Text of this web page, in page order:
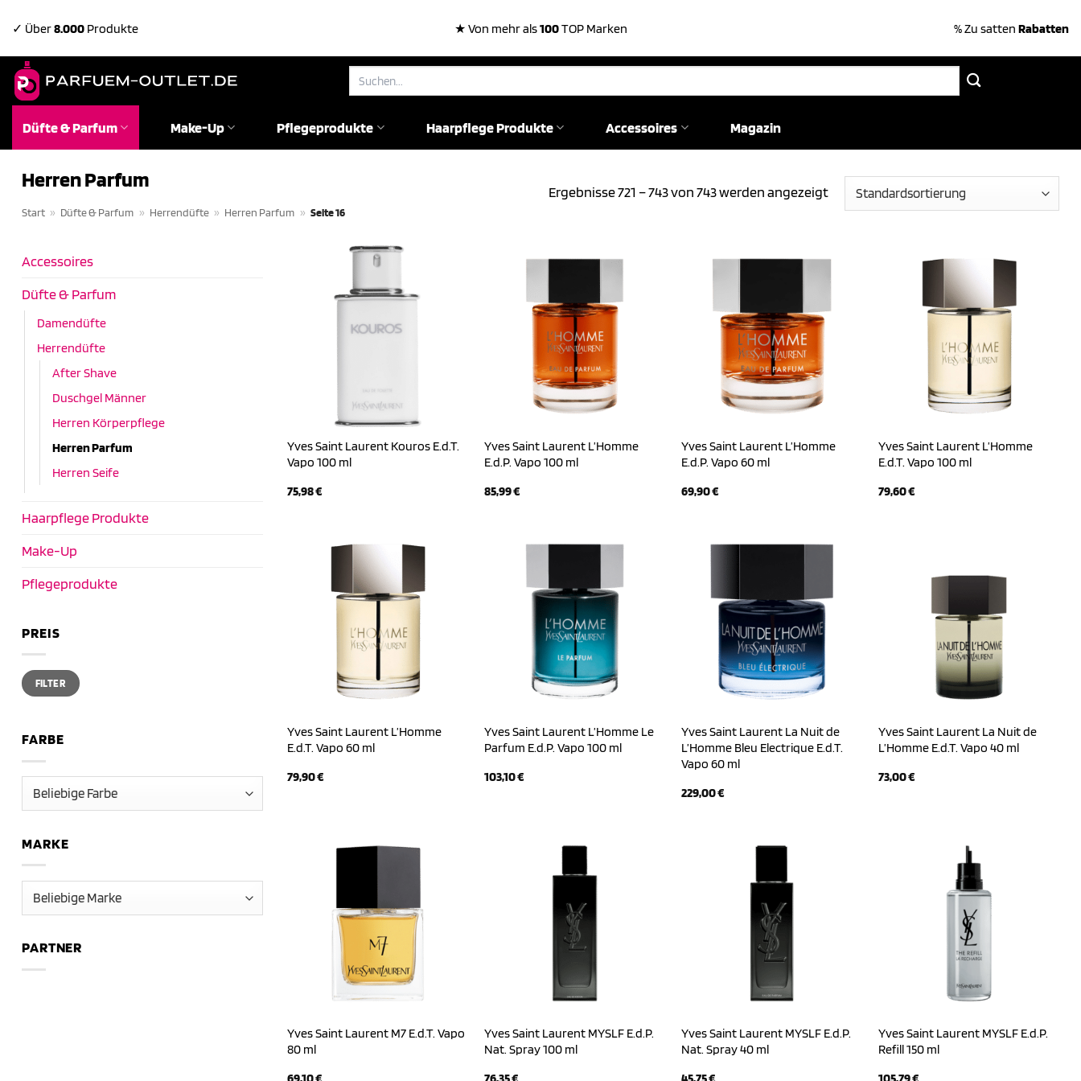
Inhalt
springen
✓ Über8.000 Produkte ★ Von mehr als100TOP Marken % Zu satten Rabatten
Suchen
Düfte & Parfum Make-Up Pflegeprodukte Haarpflege Produkte Accessoires Magazin
Herren Parfum
Start » Düfte & Parfum » Herrendüfte » Herren Parfum » Seite 16
Ergebnisse 721 – 743 von 743 werden angezeigt
Accessoires
Düfte & Parfum
Damendüfte
Herrendüfte
After Shave
Duschgel Männer
Herren Körperpflege
Herren Parfum
Herren Seife
Haarpflege Produkte
Make-Up
Pflegeprodukte
PREIS
Min.
Preis
Max.
PreisFILTER
FARBE
MARKE
PARTNER
Yves Saint Laurent Kouros E.d.T.
Vapo 100 ml
75,98€
Yves Saint Laurent L’Homme
E.d.P. Vapo 100 ml
85,99€
Yves Saint Laurent L’Homme
E.d.P. Vapo 60 ml
69,90€
Yves Saint Laurent L’Homme
E.d.T. Vapo 100 ml
79,60€
Yves Saint Laurent L’Homme
E.d.T. Vapo 60 ml
79,90€
Yves Saint Laurent L’Homme Le
Parfum E.d.P. Vapo 100 ml
103,10€
Yves Saint Laurent La Nuit de
L’Homme Bleu Electrique E.d.T.
Vapo 60 ml
229,00€
Yves Saint Laurent La Nuit de
L’Homme E.d.T. Vapo 40 ml
73,00€
Yves Saint Laurent M7 E.d.T. Vapo
80 ml
Yves Saint Laurent MYSLF E.d.P.
Nat. Spray 100 ml
Yves Saint Laurent MYSLF E.d.P.
Nat. Spray 40 ml
Yves Saint Laurent MYSLF E.d.P.
Refill 150 ml